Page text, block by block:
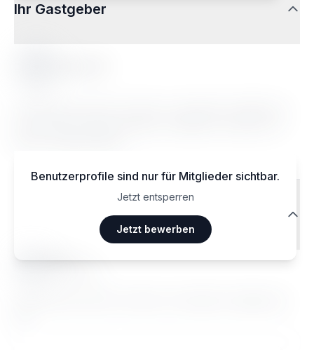
Ihr Gastgeber
Benutzerprofile sind nur für Mitglieder sichtbar.
Jetzt entsperren
Jetzt bewerben
Reisendenbewertungen
Ma••••